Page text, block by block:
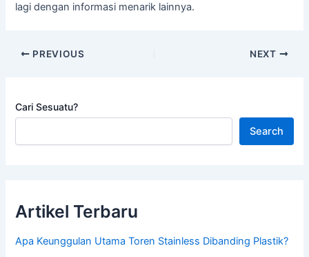
lagi dengan informasi menarik lainnya.
PREVIOUS NEXT
Cari Sesuatu?
Search
Artikel Terbaru
Apa Keunggulan Utama Toren Stainless Dibanding Plastik?